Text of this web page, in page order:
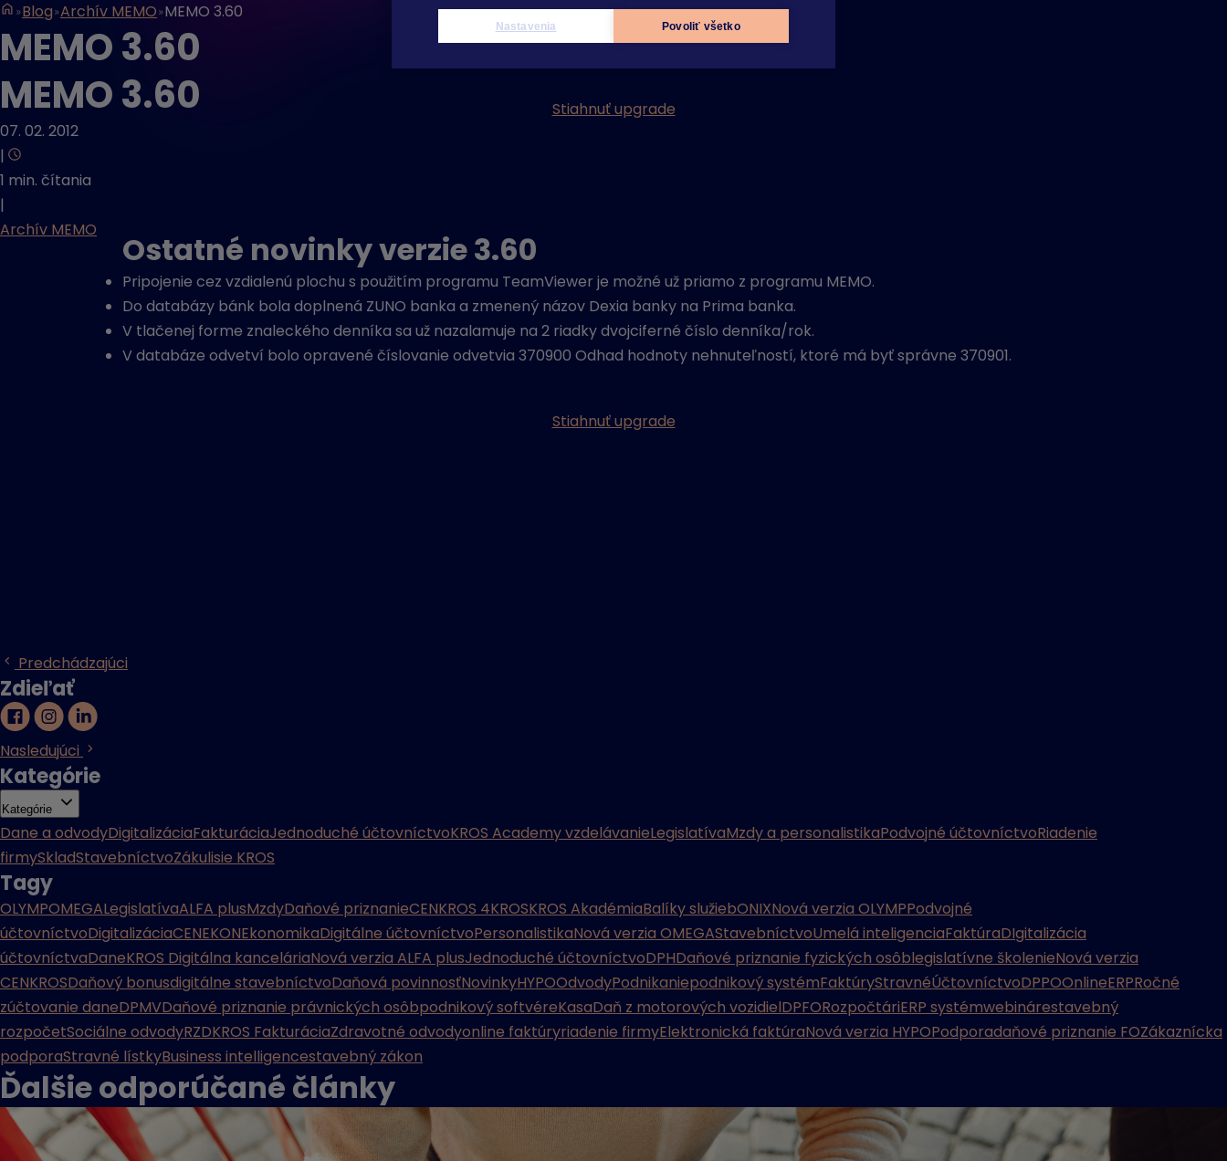
Blog Archív MEMO MEMO 3.60
MEMO 3.60
MEMO 3.60
07. 02. 2012
|
1 min. čítania
|
Archív MEMO
Stiahnuť upgrade
Ostatné novinky verzie 3.60
Pripojenie cez vzdialenú plochu s použitím programu TeamViewer je možné už priamo z programu MEMO.
Do databázy bánk bola doplnená ZUNO banka a zmenený názov Dexia banky na Prima banka.
V tlačenej forme znaleckého denníka sa už nazalamuje na 2 riadky dvojciferné číslo denníka/rok.
V databáze odvetví bolo opravené číslovanie odvetvia 370900 Odhad hodnoty nehnuteľností, ktoré má byť správne 370901.
Stiahnuť upgrade
Predchádzajúci
Zdieľať
Nasledujúci
Kategórie
Kategórie
Dane a odvodyDigitalizáciaFakturáciaJednoduché účtovníctvoKROS Academy vzdelávanieLegislatívaMzdy a personalistikaPodvojné účtovníctvoRiadenie
firmySkladStavebníctvoZákulisie KROS
Tagy
OLYMPOMEGALegislatívaALFA plusMzdyDaňové priznanieCENKROS 4KROSKROS AkadémiaBalíky služiebONIXNová verzia OLYMPPodvojné
účtovníctvoDigitalizáciaCENEKONEkonomikaDigitálne účtovníctvoPersonalistikaNová verzia OMEGAStavebníctvoUmelá inteligenciaFaktúraDIgitalizácia
účtovníctvaDaneKROS Digitálna kanceláriaNová verzia ALFA plusJednoduché účtovníctvoDPHDaňové priznanie fyzických osôblegislatívne školenieNová verzia
CENKROSDaňový bonusdigitálne stavebníctvoDaňová povinnosťNovinkyHYPOOdvodyPodnikaniepodnikový systémFaktúryStravnéÚčtovníctvoDPPOOnlineERPRočné
zúčtovanie daneDPMVDaňové priznanie právnických osôbpodnikový softvéreKasaDaň z motorových vozidielDPFORozpočtáriERP systémwebinárestavebný
rozpočetSociálne odvodyRZDKROS FakturáciaZdravotné odvodyonline faktúryriadenie firmyElektronická faktúraNová verzia HYPOPodporadaňové priznanie FOZákaznícka
podporaStravné lístkyBusiness intelligencestavebný zákon
Ďalšie odporúčané články
Nastavenia Povoliť všetko